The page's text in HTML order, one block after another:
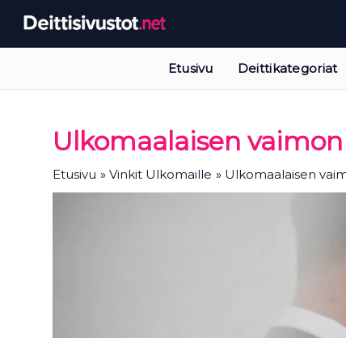
sisältöön
Etusivu Deittikategoriat
Ulkomaalaisen
Etusivu Vinkit Ulkomaille Ulkomaalaisen